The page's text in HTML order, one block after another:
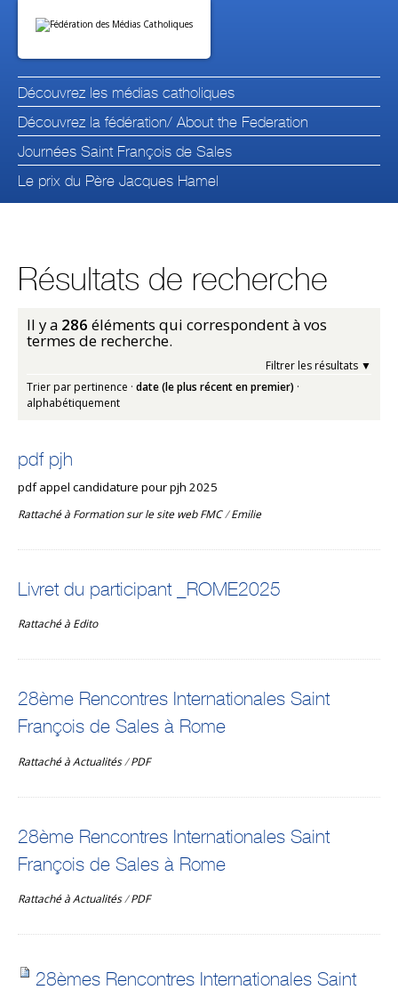
contenu.
navigation
personnels
Découvrez les médias catholiques
Découvrez la fédération/ About the Federation
Journées Saint François de Sales
Le prix du Père Jacques Hamel
Résultats de recherche
Il y a 286 éléments qui correspondent à vos
termes de recherche.
Filtrer les résultats
Trier par pertinence · date (le plus récent en premier) ·
alphabétiquement
pdf pjh
pdf appel candidature pour pjh 2025
Rattaché à Formation sur le site web FMC/Emilie
Livret du participant _ROME2025
Rattaché à Edito
28ème Rencontres Internationales Saint
François de Sales à Rome
Rattaché àActualités/PDF
28ème Rencontres Internationales Saint
François de Sales à Rome
Rattaché àActualités/PDF
28èmes Rencontres Internationales Saint